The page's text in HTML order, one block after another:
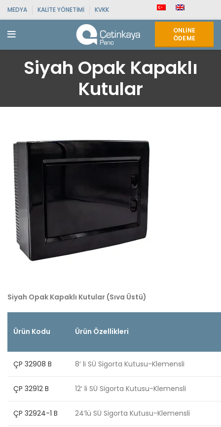
MEDYA KALITE YÖNETIMI KVKK
ONLINE
ÖDEME
Siyah Opak Kapaklı
Kutular
Siyah Opak Kapaklı Kutular (Sıva Üstü)
Ürün Kodu Ürün Özellikleri
ÇP 32908 B 8′ li SÜ Sigorta Kutusu-Klemensli
ÇP 32912 B 12′ li SÜ Sigorta Kutusu-Klemensli
ÇP 32924-1 B 24’lü SÜ Sigorta Kutusu-Klemensli